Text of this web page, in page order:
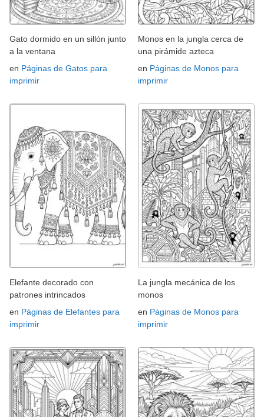
Gato dormido en un sillón junto
a la ventana
en Páginas de Gatos para
imprimir
Monos en la jungla cerca de
una pirámide azteca
en Páginas de Monos para
imprimir
Elefante decorado con
patrones intrincados
en Páginas de Elefantes para
imprimir
La jungla mecánica de los
monos
en Páginas de Monos para
imprimir